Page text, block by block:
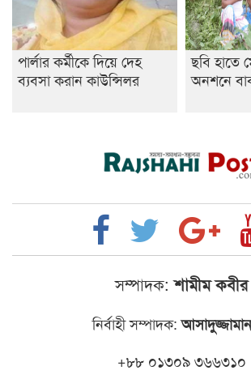
পার্লার কর্মীকে দিয়ে দেহ
ব্যবসা করান কাউন্সিলর
ছবি হাতে
অনশনে
সম্পাদক: শামীম কবীর
নির্বাহী সম্পাদক:
+৮৮ ০১৩০৯ ৩৬৬৩১০